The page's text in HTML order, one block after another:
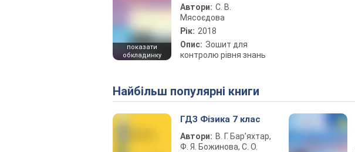
показати
обкладинку
Автори: С. В.
Мясоєдова
Рік: 2018
Опис: Зошит для
контролю рівня знань
Найбільш популярні книги
ГДЗ Фізика 7 клас
Автори: В. Г. Бар’яхтар,
Ф. Я. Божинова, С. О.